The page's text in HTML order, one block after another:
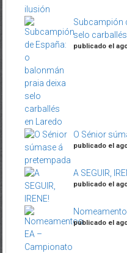
Subcampión
selo
publicado el
O Sénior
publicado el
A SEGUIR,
publicado el
publicado el